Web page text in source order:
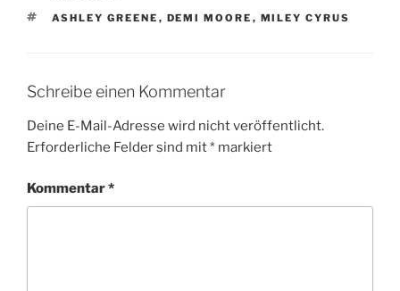
SCHLAGWÖRTER
ASHLEY GREENE , DEMI MOORE , MILEY CYRUS
Schreibe einen Kommentar
Deine E-Mail-Adresse wird nicht veröffentlicht.
Erforderliche Felder sind mit* markiert
Kommentar*